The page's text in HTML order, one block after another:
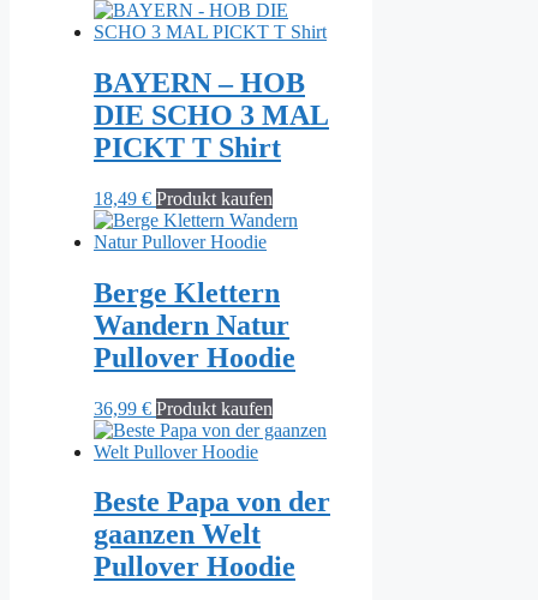
BAYERN – HOB
DIE SCHO 3 MAL
PICKT T Shirt
18,49 € Produkt kaufen
Berge Klettern
Wandern Natur
Pullover Hoodie
36,99 € Produkt kaufen
Beste Papa von der
gaanzen Welt
Pullover Hoodie